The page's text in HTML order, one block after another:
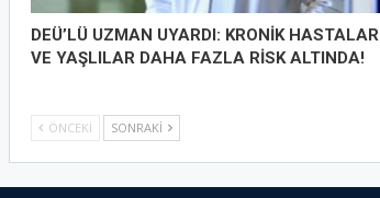
DEÜ’LÜ UZMAN UYARDI: KRONİK HASTALAR
VE YAŞLILAR DAHA FAZLA RİSK ALTINDA!
ÖNCEKI SONRAKI